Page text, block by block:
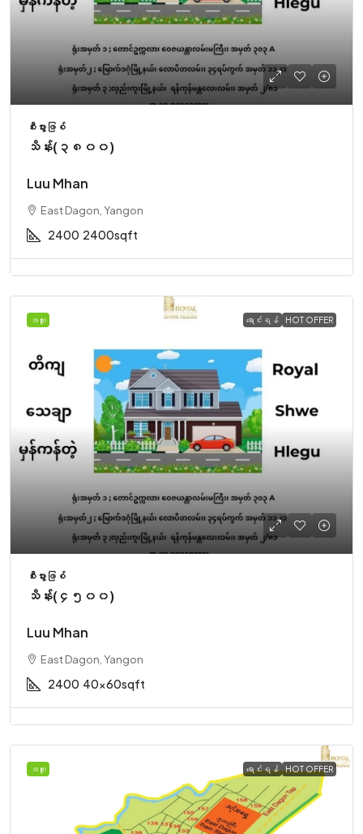
စီးပွားဖြစ်
သိန်း(၃၈၀၀)
Luu Mhan
East Dagon, Yangon
2400 2400sqft
အထူး ရောင်းရန် HOT OFFER
စီးပွားဖြစ်
သိန်း(၄၅၀၀)
Luu Mhan
East Dagon, Yangon
2400 40x60sqft
အထူး ရောင်းရန် HOT OFFER